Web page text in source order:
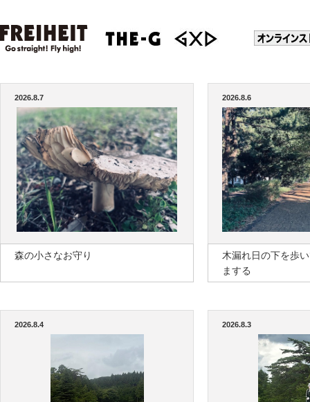
2026.8.7
森の小さなお守り
2026.8.6
木漏れ日の下を歩
まする
2026.8.4 2026.8.3